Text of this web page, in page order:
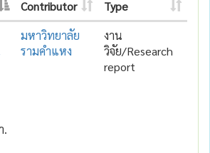
Contributor
Type
.
มหาวิทยาลัย
รามคำแหง
งาน
วิจัย/Research
report